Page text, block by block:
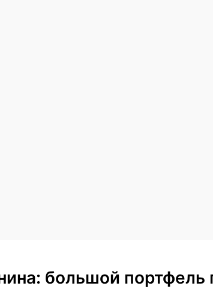
большой портфель